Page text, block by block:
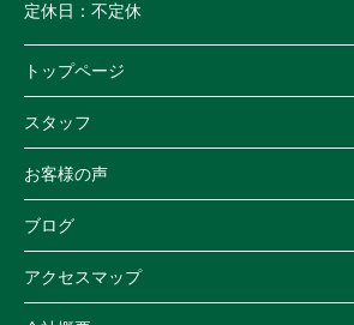
定休日： 不定休
トップページ
スタッフ
お客様の声
ブログ
アクセスマップ